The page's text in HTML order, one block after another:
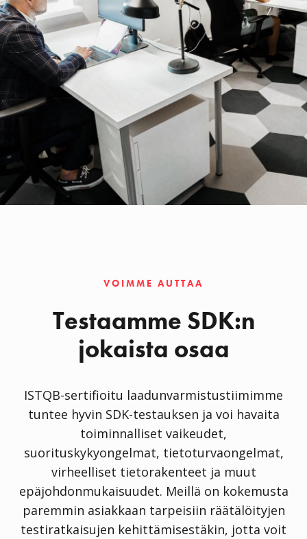
VOIMME AUTTAA
Testaamme SDK:n
jokaista osaa
ISTQB-sertifioitu laadunvarmistustiimimme
tuntee hyvin SDK-testauksen ja voi havaita
toiminnalliset vaikeudet,
suorituskykyongelmat, tietoturvaongelmat,
virheelliset tietorakenteet ja muut
epäjohdonmukaisuudet. Meillä on kokemusta
paremmin asiakkaan tarpeisiin räätälöityjen
testiratkaisujen kehittämisestäkin, jotta voit